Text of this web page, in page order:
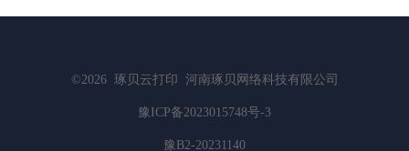
©2026 琢贝云打印 河南琢贝网络科技有限公司
豫ICP备2023015748号-3
豫B2-20231140